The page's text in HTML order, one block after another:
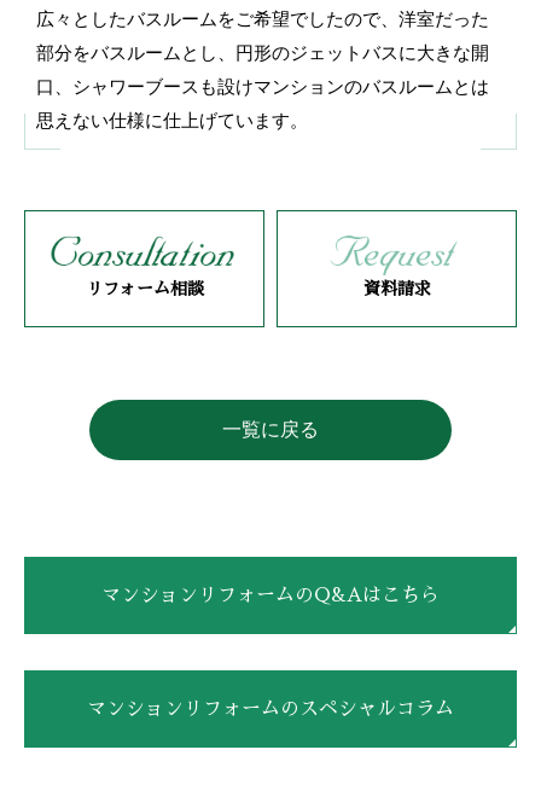
広々としたバスルームをご希望でしたので、洋室だった
部分をバスルームとし、円形のジェットバスに大きな開
口、シャワーブースも設けマンションのバスルームとは
思えない仕様に仕上げています。
リフォーム相談 資料請求
一覧に戻る
マンションリフォームのQ&Aはこちら
マンションリフォームのスペシャルコラム